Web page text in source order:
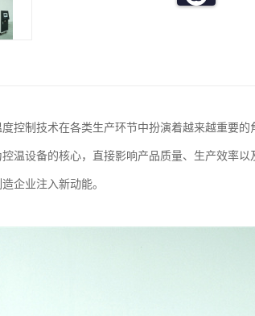
控制技术在各类生产环节中扮演着越来越重要
温设备的核心，直接影响产品质量、生产效率
企业注入新动能。